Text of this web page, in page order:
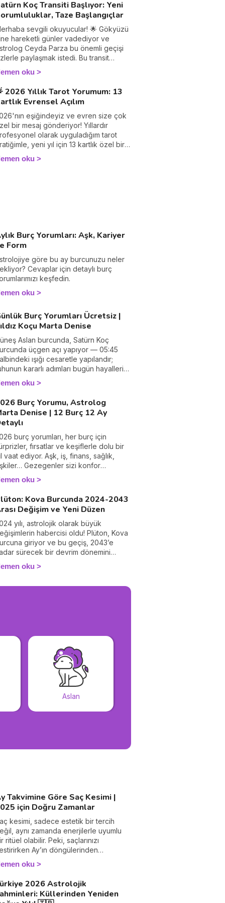
açılım, nihayetinde gerçekten
bir şekilde görmen için en iyi
olacak.
düz duran Yıldız ve mayıs için düz
Savaş Arabası – günlük yaşamımızı
enerjileri ortaya koyuyor.
harekete geçirecek ve kaybettiğini
enerjiyi geri kazandıracak
mevsime hazırlıklı ol.
Koç Transiti Başlıyor: Yeni
Taze Başlangıçlar
sevgili okuyucular! 🌟 Gökyüzü
hareketli günler vadediyor ve
Ceyda Parza bu önemli geçişi
paylaşmak istedi. Bu transit
kadar hayatımızda etkisini
Peki ama sizin haritanızda
değişecek? Hangi alanlarda yeni
hangi kapılarda taze
sizi bekliyor? Ceyda Parza
yükselen burcunuza göre sizler
derledi. Kahvenizi alın ve birlikte
oku
2026 Yıllık Tarot Yorumum: 13
Evrensel Açılım
eşiğindeyiz ve evren size çok
bir mesaj gönderiyor! Yıllardır
olarak uyguladığım tarot
yeni yıl için 13 kartlık özel bir
yaptım: Merkez kartı Kader Çarkı
her aya özel 12 kart. Ortaya çıkan
enerjileriyle dolu.
oku
Burç Yorumları: Aşk, Kariyer
Form
göre bu ay burcunuzu neler
Cevaplar için detaylı burç
keşfedin.
oku
Burç Yorumları Ücretsiz |
Koçu Marta Denise
Aslan burcunda, Satürn Koç
üçgen açı yapıyor — 05:45
ışığı cesaretle yapılandır;
kararlı adımları bugün hayallerini
bir güce dönüştürüyor.
oku
Burç Yorumu, Astrolog
Denise | 12 Burç 12 Ay
burç yorumları, her burç için
fırsatlar ve keşiflerle dolu bir
vaat ediyor. Aşk, iş, finans, sağlık,
Gezegenler sizi konfor
çıkmaya, yeni meydan
atılmaya ve günlük yaşamınızı
büyük astrolojik eğilimlerini ay
ve burç burç hemen keşfedin,
kilit anlarını önceden görün ve
enerjilerden tam anlamıyla
Değişimi kucaklamaya ve
en iyi yanı ortaya çıkarmaya
yönlendirin ve kaderinizde bir
oku
Kova Burcunda 2024-2043
Değişim ve Yeni Düzen
yılı, astrolojik olarak büyük
habercisi oldu! Plüton, Kova
giriyor ve bu geçiş, 2043’e
sürecek bir devrim dönemini
Fransız Devrimi ve Amerika
Devletleri Anayasası’nın yazıldığı
oku
Aslan
Takvimine Göre Saç Kesimi |
için Doğru Zamanlar
kesimi, sadece estetik bir tercih
aynı zamanda enerjilerle uyumlu
ritüel olabilir. Peki, saçlarınızı
Ay’ın döngülerinden
biliyor musunuz?
yılına özel saç kesim günlerini
güzellik sırlarına ekle!
oku
2026 Astrolojik
Küllerinden Yeniden